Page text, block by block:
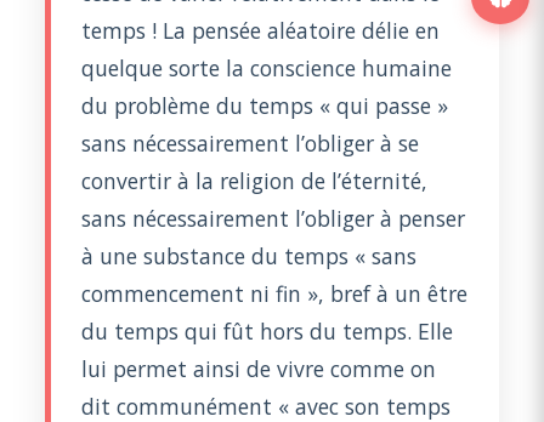
temps ! La pensée aléatoire délie en
quelque sorte la conscience humaine
du problème du temps « qui passe »
sans nécessairement l’obliger à se
convertir à la religion de l’éternité,
sans nécessairement l’obliger à penser
à une substance du temps « sans
commencement ni fin », bref à un être
du temps qui fût hors du temps. Elle
lui permet ainsi de vivre comme on
dit communément « avec son temps